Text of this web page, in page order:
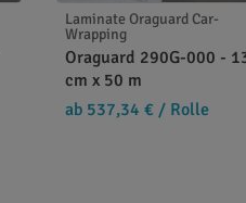
Laminate Oraguard Car-
Wrapping
Oraguard 290G-000 -
cm x 50 m
ab 537,34 € / Rolle